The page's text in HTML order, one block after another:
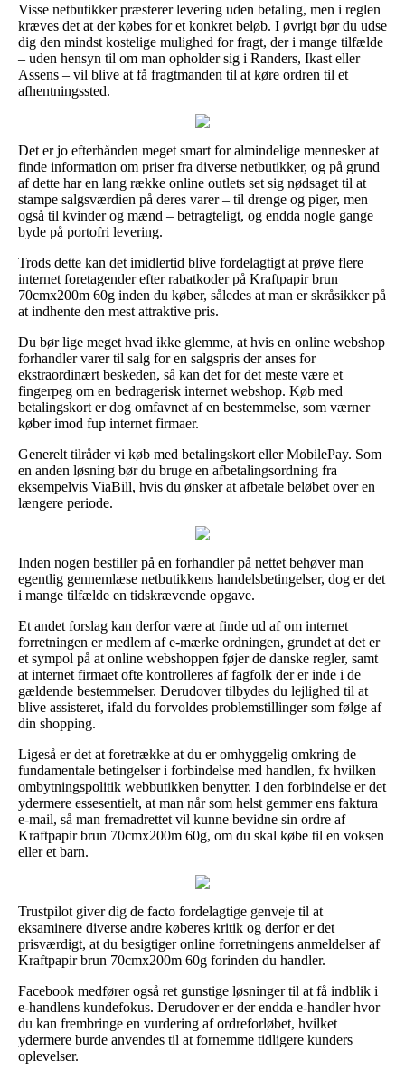
Visse netbutikker præsterer levering uden betaling, men i reglen
kræves det at der købes for et konkret beløb. I øvrigt bør du udse
dig den mindst kostelige mulighed for fragt, der i mange tilfælde
– uden hensyn til om man opholder sig i Randers, Ikast eller
Assens – vil blive at få fragtmanden til at køre ordren til et
afhentningssted.
Det er jo efterhånden meget smart for almindelige mennesker at
finde information om priser fra diverse netbutikker, og på grund
af dette har en lang række online outlets set sig nødsaget til at
stampe salgsværdien på deres varer – til drenge og piger, men
også til kvinder og mænd – betragteligt, og endda nogle gange
byde på portofri levering.
Trods dette kan det imidlertid blive fordelagtigt at prøve flere
internet foretagender efter rabatkoder på Kraftpapir brun
70cmx200m 60g inden du køber, således at man er skråsikker på
at indhente den mest attraktive pris.
Du bør lige meget hvad ikke glemme, at hvis en online webshop
forhandler varer til salg for en salgspris der anses for
ekstraordinært beskeden, så kan det for det meste være et
fingerpeg om en bedragerisk internet webshop. Køb med
betalingskort er dog omfavnet af en bestemmelse, som værner
køber imod fup internet firmaer.
Generelt tilråder vi køb med betalingskort eller MobilePay. Som
en anden løsning bør du bruge en afbetalingsordning fra
eksempelvis ViaBill, hvis du ønsker at afbetale beløbet over en
længere periode.
Inden nogen bestiller på en forhandler på nettet behøver man
egentlig gennemlæse netbutikkens handelsbetingelser, dog er det
i mange tilfælde en tidskrævende opgave.
Et andet forslag kan derfor være at finde ud af om internet
forretningen er medlem af e-mærke ordningen, grundet at det er
et sympol på at online webshoppen føjer de danske regler, samt
at internet firmaet ofte kontrolleres af fagfolk der er inde i de
gældende bestemmelser. Derudover tilbydes du lejlighed til at
blive assisteret, ifald du forvoldes problemstillinger som følge af
din shopping.
Ligeså er det at foretrække at du er omhyggelig omkring de
fundamentale betingelser i forbindelse med handlen, fx hvilken
ombytningspolitik webbutikken benytter. I den forbindelse er det
ydermere essesentielt, at man når som helst gemmer ens faktura
e-mail, så man fremadrettet vil kunne bevidne sin ordre af
Kraftpapir brun 70cmx200m 60g, om du skal købe til en voksen
eller et barn.
Trustpilot giver dig de facto fordelagtige genveje til at
eksaminere diverse andre køberes kritik og derfor er det
prisværdigt, at du besigtiger online forretningens anmeldelser af
Kraftpapir brun 70cmx200m 60g forinden du handler.
Facebook medfører også ret gunstige løsninger til at få indblik i
e-handlens kundefokus. Derudover er der endda e-handler hvor
du kan frembringe en vurdering af ordreforløbet, hvilket
ydermere burde anvendes til at fornemme tidligere kunders
oplevelser.